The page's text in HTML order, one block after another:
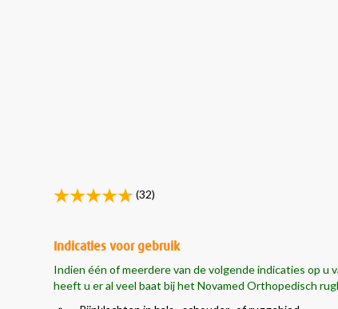
(32)
Indicaties voor gebruik
Indien één of meerdere van de volgende indicaties op u
heeft u er al veel baat bij het Novamed Orthopedisch